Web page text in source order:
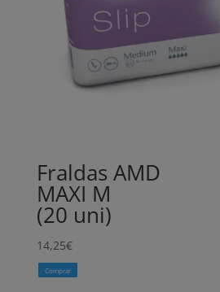
Fraldas AMD
MAXI M
(20 uni)
14,25€
Comprar